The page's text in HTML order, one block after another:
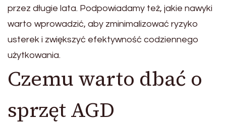
przez długie lata. Podpowiadamy też, jakie nawyki
warto wprowadzić, aby zminimalizować ryzyko
usterek i zwiększyć efektywność codziennego
użytkowania.
Czemu warto dbać o
sprzęt AGD